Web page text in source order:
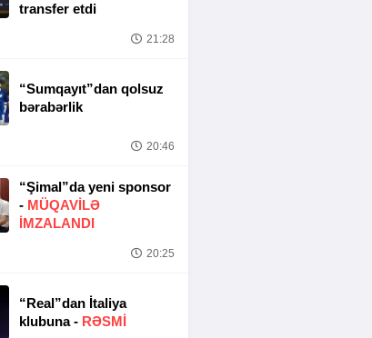
transfer etdi
21:28
“Sumqayıt”dan qolsuz
bərabərlik
20:46
“Şimal”da yeni sponsor
- MÜQAVİLƏ
İMZALANDI
20:25
“Real”dan İtaliya
klubuna - RƏSMİ